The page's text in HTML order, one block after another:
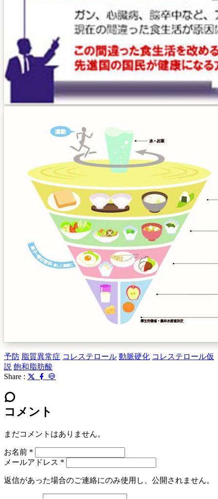
予防 脂質異常症 コレステロール 動脈硬化 コレステロール仮
説 飽和脂肪酸
Share :
コメント
まだコメントはありません。
お名前 *
メールアドレス *
返信があった場合のご連絡にのみ使用し、公開されません。